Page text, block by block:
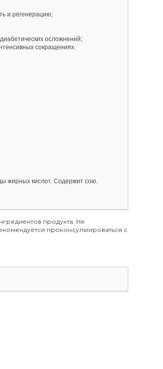
и регенерацию;
осложнений;
сокращениях.
жирных кислот. Содержит сою.
продукта. Не
проконсультироваться с